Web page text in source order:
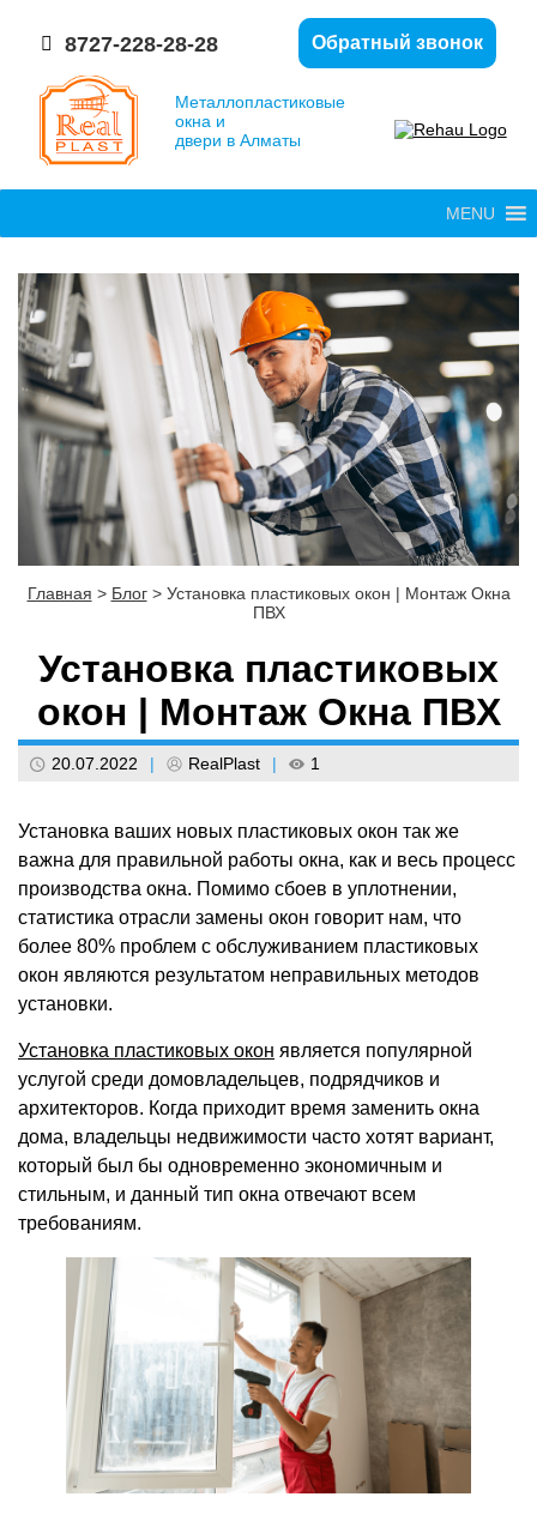
Обратный звонок
8727-228-28-28
Металлопластиковые
окна и
двери в Алматы
MENU
Главная > Блог> Установка пластиковых окон | Монтаж Окна
ПВХ
Установка пластиковых
окон | Монтаж Окна ПВХ
20.07.2022 | RealPlast | 1
Установка ваших новых пластиковых окон так же
важна для правильной работы окна, как и весь процесс
производства окна. Помимо сбоев в уплотнении,
статистика отрасли замены окон говорит нам, что
более 80% проблем с обслуживанием пластиковых
окон являются результатом неправильных методов
установки.
Установка пластиковых окон является популярной
услугой среди домовладельцев, подрядчиков и
архитекторов. Когда приходит время заменить окна
дома, владельцы недвижимости часто хотят вариант,
который был бы одновременно экономичным и
стильным, и данный тип окна отвечают всем
требованиям.